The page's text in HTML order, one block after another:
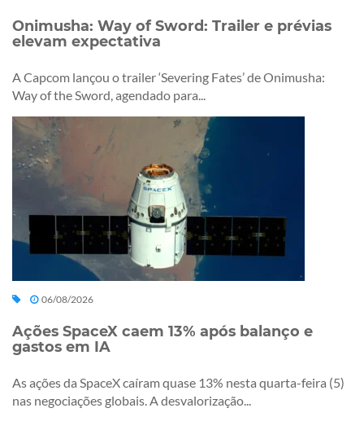
Onimusha: Way of Sword: Trailer e prévias
elevam expectativa
A Capcom lançou o trailer ‘Severing Fates’ de Onimusha:
Way of the Sword, agendado para...
06/08/2026
Ações SpaceX caem 13% após balanço e
gastos em IA
As ações da SpaceX caíram quase 13% nesta quarta-feira (5)
nas negociações globais. A desvalorização...